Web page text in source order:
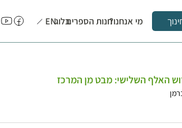
מי אנחנו?חנות הספריםבלוגEN
האלף השלישי: מבט מן המרכז